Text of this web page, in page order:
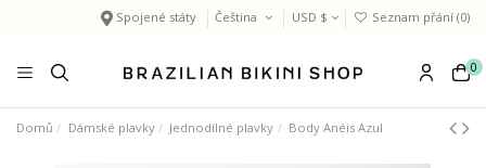
Spojené státy Čeština USD $ Seznam přání (0)
0
Domů Dámské plavky Jednodílné plavky Body Anéis Azul